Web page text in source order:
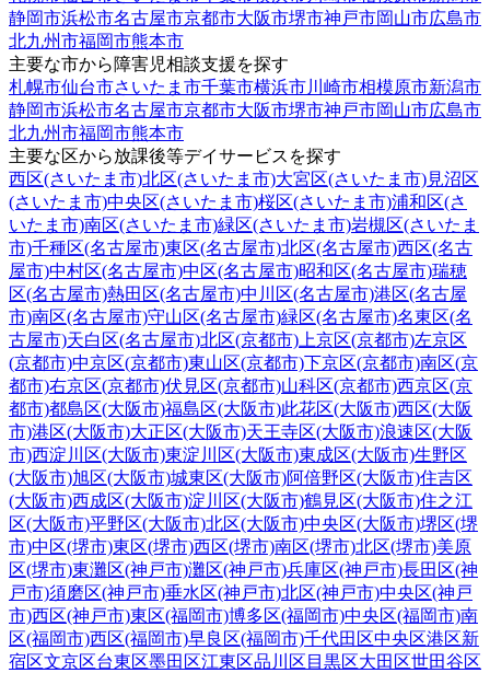
静岡市浜松市名古屋市京都市大阪市堺市神戸市岡山市広島市
北九州市福岡市熊本市
主要な市から障害児相談支援を探す
札幌市仙台市さいたま市千葉市横浜市川崎市相模原市新潟市
静岡市浜松市名古屋市京都市大阪市堺市神戸市岡山市広島市
北九州市福岡市熊本市
主要な区から放課後等デイサービスを探す
西区(さいたま市)北区(さいたま市)大宮区(さいたま市)見沼区
(さいたま市)中央区(さいたま市)桜区(さいたま市)浦和区(さ
いたま市)南区(さいたま市)緑区(さいたま市)岩槻区(さいたま
市)千種区(名古屋市)東区(名古屋市)北区(名古屋市)西区(名古
屋市)中村区(名古屋市)中区(名古屋市)昭和区(名古屋市)瑞穂
区(名古屋市)熱田区(名古屋市)中川区(名古屋市)港区(名古屋
市)南区(名古屋市)守山区(名古屋市)緑区(名古屋市)名東区(名
古屋市)天白区(名古屋市)北区(京都市) 上京区(京都市)左京区
(京都市)中京区(京都市)東山区(京都市)下京区(京都市)南区(京
都市)右京区(京都市)伏見区(京都市)山科区(京都市)西京区(京
都市)都島区(大阪市)福島区(大阪市)此花区(大阪市)西区(大阪
市)港区(大阪市)大正区(大阪市)天王寺区(大阪市)浪速区(大阪
市)西淀川区(大阪市)東淀川区(大阪市)東成区(大阪市)生野区
(大阪市)旭区(大阪市)城東区(大阪市)阿倍野区(大阪市)住吉区
(大阪市)西成区(大阪市)淀川区(大阪市)鶴見区(大阪市)住之江
区(大阪市)平野区(大阪市)北区(大阪市)中央区(大阪市)堺区(堺
市)中区(堺市)東区(堺市)西区(堺市)南区(堺市)北区(堺市)美原
区(堺市)東灘区(神戸市)灘区(神戸市)兵庫区(神戸市)長田区(神
戸市)須磨区(神戸市)垂水区(神戸市)北区(神戸市)中央区(神戸
市)西区(神戸市)東区(福岡市)博多区(福岡市)中央区(福岡市)南
区(福岡市)西区(福岡市)早良区(福岡市)千代田区中央区港区新
宿区文京区台東区墨田区江東区品川区 目黒区大田区世田谷区